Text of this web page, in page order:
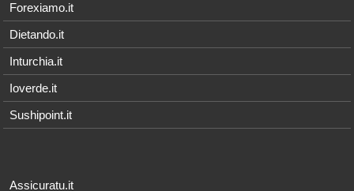
Forexiamo.it
Dietando.it
Inturchia.it
Ioverde.it
Sushipoint.it
Assicuratu.it